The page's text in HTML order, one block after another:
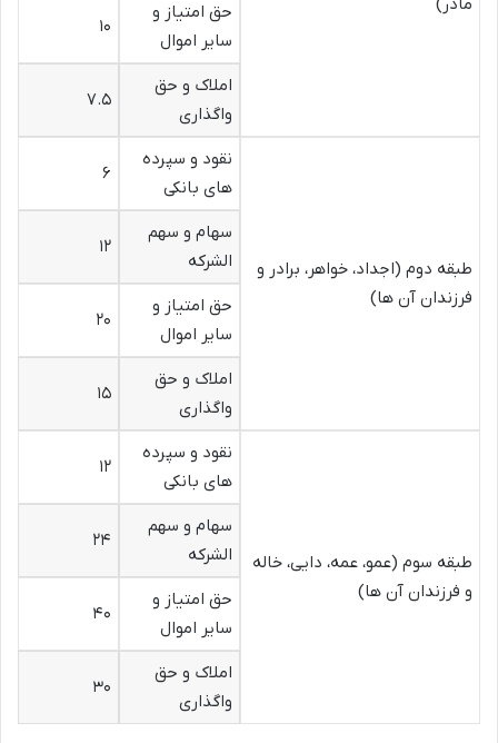
حق امتیاز و
سایر اموال
۱۰
املاک و حق
واگذاری
۷.۵
طبقه دوم (اجداد، خواهر، برادر و
فرزندان آن ها)
نقود و سپرده
های بانکی
۶
سهام و سهم
الشرکه
۱۲
حق امتیاز و
سایر اموال
۲۰
املاک و حق
واگذاری
۱۵
طبقه سوم (عمو، عمه، دایی، خاله
و فرزندان آن ها)
نقود و سپرده
های بانکی
۱۲
سهام و سهم
الشرکه
۲۴
حق امتیاز و
سایر اموال
۴۰
املاک و حق
واگذاری
۳۰